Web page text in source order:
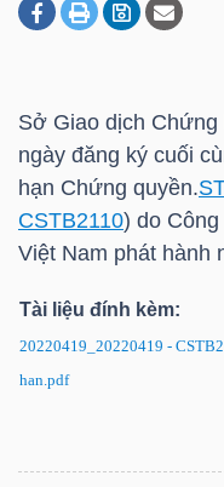
Sở Giao dịch Chứng
ngày đăng ký cuối
hạn Chứng quyền.
CSTB2110) do
Việt Nam phát hành
Tài liệu đính kèm:
20220419_20220419 -
han.pdf
DOANH
BẤT
TÀI
CHÍNH